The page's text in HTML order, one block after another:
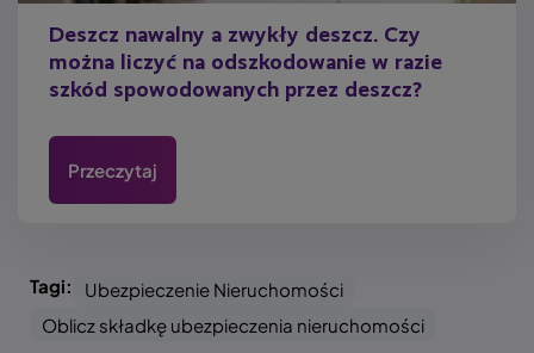
Deszcz nawalny a zwykły deszcz. Czy
można liczyć na odszkodowanie w razie
szkód spowodowanych przez deszcz?
Przeczytaj
Tagi:
Ubezpieczenie Nieruchomości
Oblicz składkę ubezpieczenia nieruchomości